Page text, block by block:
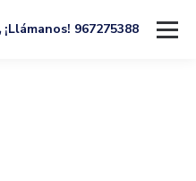
¡Llámanos! 967275388